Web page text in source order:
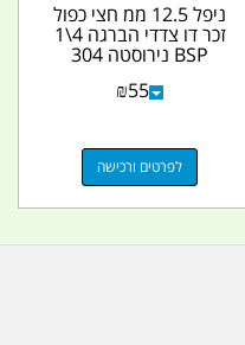
ניפל 12.5 ממ חצי כפול
זכר דו צדדי הברגה 4\1
BSP נירוסטה 304
₪55
לפרטים ורכישה